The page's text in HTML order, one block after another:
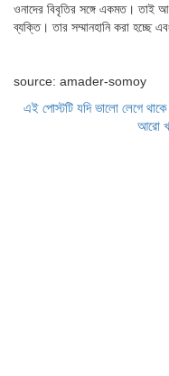
ওনাদের বিবৃতির সঙ্গে একমত। তাই
ব্যক্তি। তার সম্মানহানি করা হচ্ছে
source: amader-somoy
এই পোস্টটি যদি ভালো লেগে
আরো